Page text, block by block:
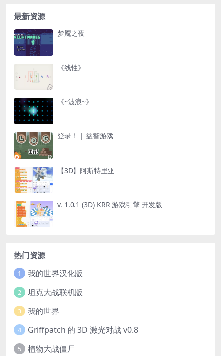
最新资源
梦魇之夜
《线性》
《~波浪~》
登录！ | 益智游戏
【3D】阿斯特里亚
v. 1.0.1 (3D) KRR 游戏引擎 开发版
热门资源
1 我的世界汉化版
2 坦克大战联机版
3 我的世界
4 Griffpatch 的 3D 激光对战 v0.8
5 植物大战僵尸